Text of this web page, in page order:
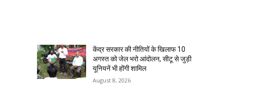
केंद्र सरकार की नीतियों के खिलाफ 10
अगस्त को जेल भरो आंदोलन, सीटू से जुड़ी
यूनियनें भी होंगी शामिल
August 8, 2026